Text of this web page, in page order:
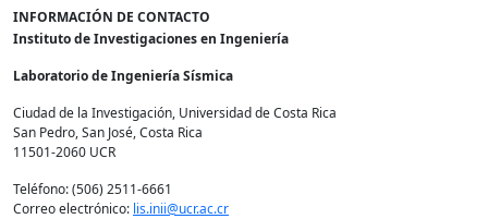
INFORMACIÓN DE CONTACTO
Instituto de Investigaciones en Ingeniería
Laboratorio de Ingeniería Sísmica
Ciudad de la Investigación, Universidad de Costa Rica
San Pedro, San José, Costa Rica
11501-2060 UCR
Teléfono: (506) 2511-6661
Correo electrónico: lis.inii@ucr.ac.cr